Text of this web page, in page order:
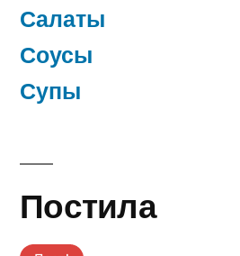
Салаты
Соусы
Супы
Постила